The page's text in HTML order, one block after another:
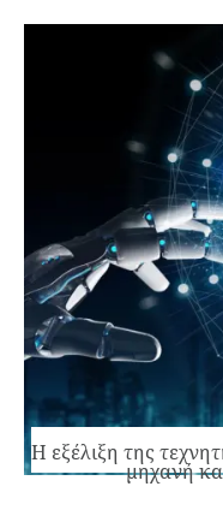
Η εξέλιξη της
μηχανή